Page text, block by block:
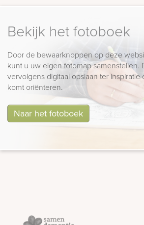
Bekijk het fotoboek
Door de bewaarknoppen op deze
kunt u uw eigen fotomap samenstellen.
vervolgens digitaal opslaan ter inspiratie
komt oriënteren.
Naar het fotoboek